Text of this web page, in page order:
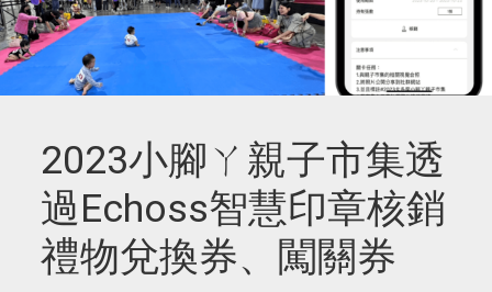
2023小腳ㄚ親子市集透
過Echoss智慧印章核銷
禮物兌換券、闖關券